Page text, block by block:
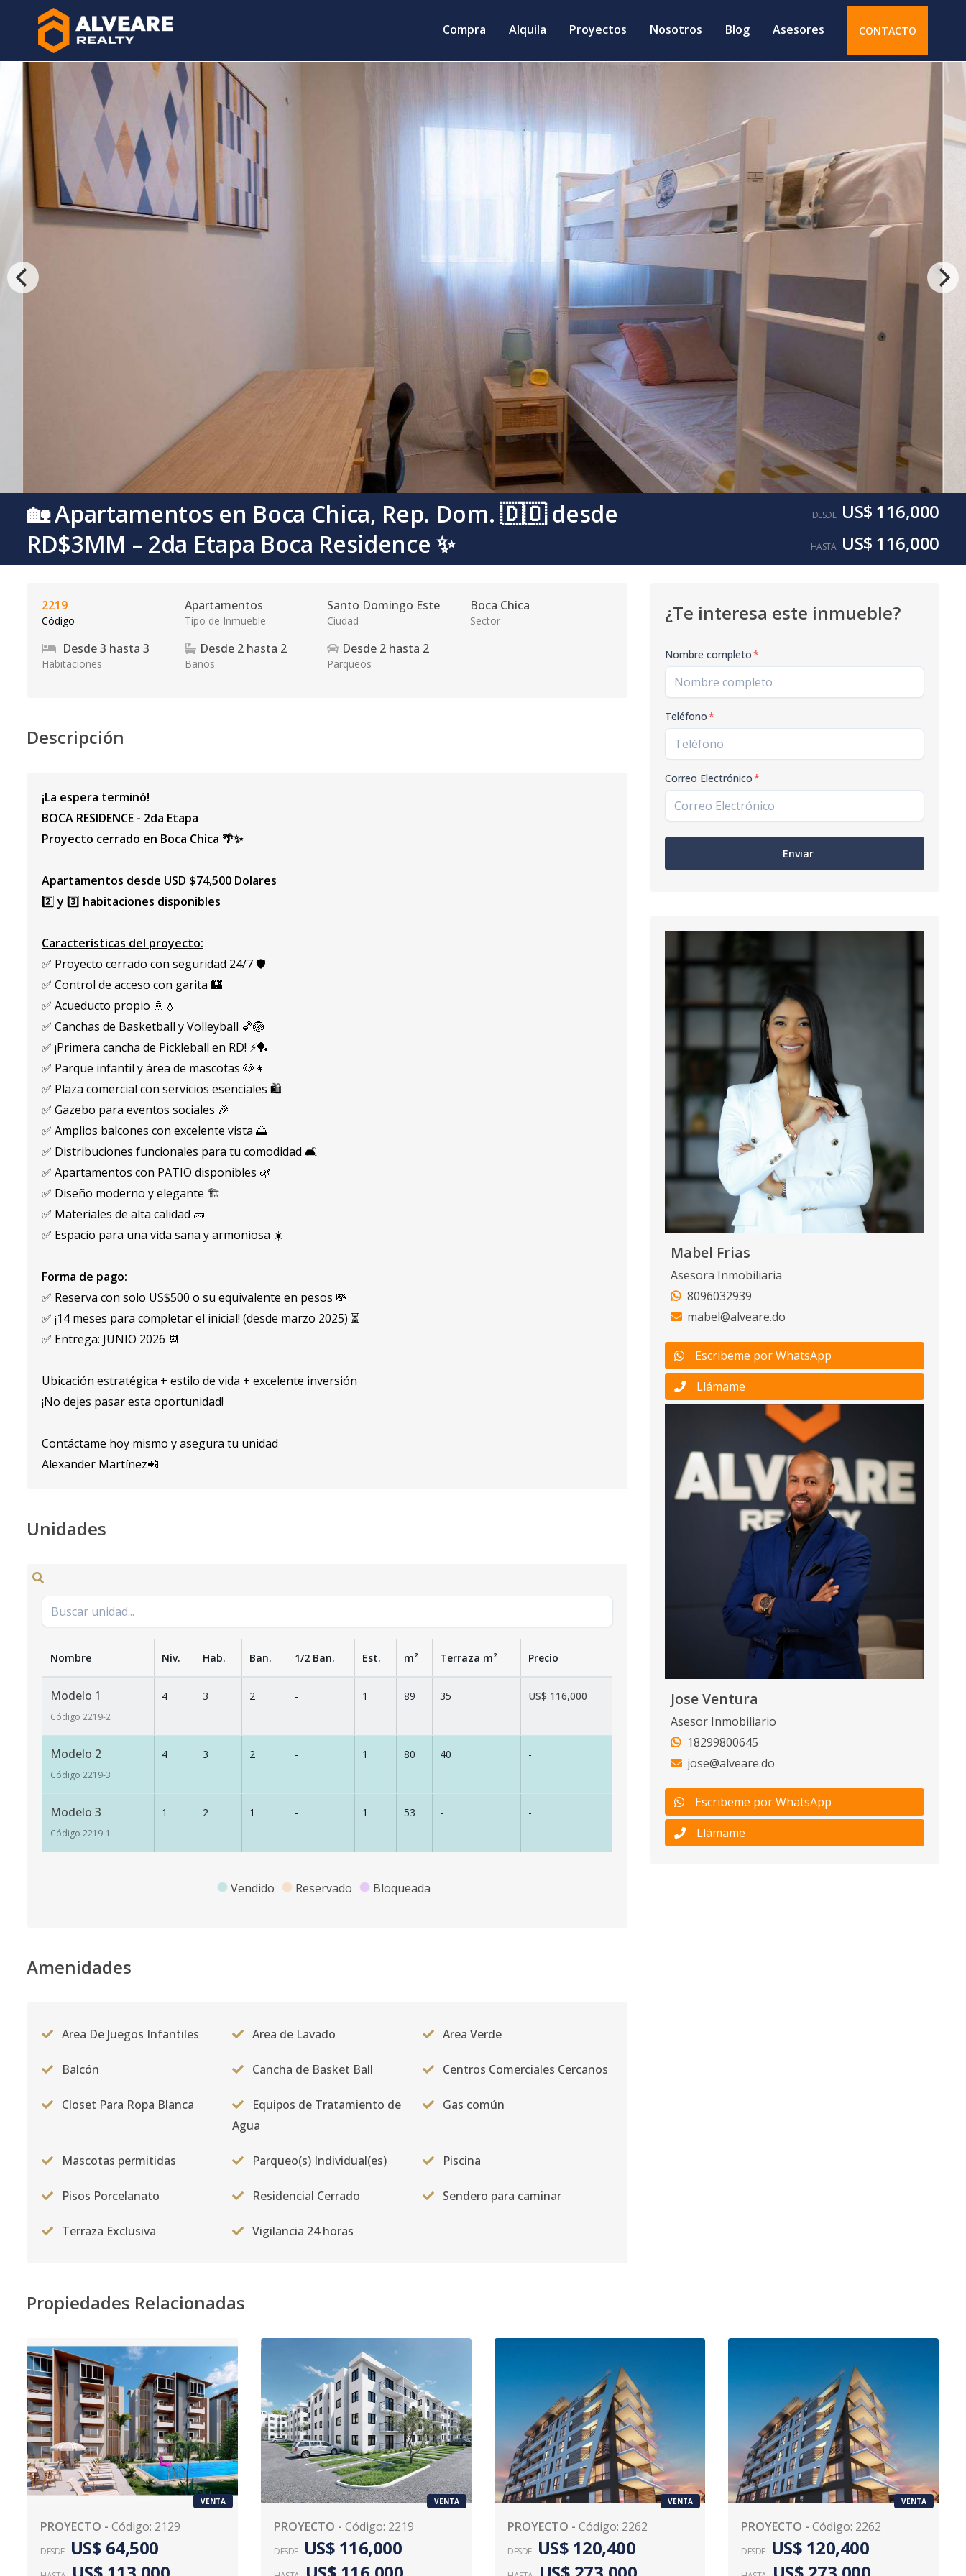
Compra Alquila Proyectos Nosotros Blog Asesores CONTACTO
🏡 Apartamentos en Boca Chica, Rep. Dom. 🇩🇴 desde
RD$3MM – 2da Etapa Boca Residence ✨
DESDE US$ 116,000
HASTA US$ 116,000
2219
Código
Apartamentos
Tipo de Inmueble
Santo Domingo Este
Ciudad
Boca Chica
Sector
Desde3 hasta 3
Habitaciones
Desde 2hasta 2
Baños
Desde 2 hasta 2
Parqueos
Descripción
¡La espera terminó!
BOCA RESIDENCE - 2da Etapa
Proyecto cerrado en Boca Chica 🌴✨
Apartamentos desde USD $74,500 Dolares
2️⃣y 3️⃣ habitaciones disponibles
Características del proyecto:
✅ Proyecto cerrado con seguridad 24/7 🛡️
✅ Control de acceso con garita 🏰
✅ Acueducto propio 🚿💧
✅ Canchas de Basketball y Volleyball 🏀🏐
✅ ¡Primera cancha de Pickleball en RD! ⚡🏓
✅ Parque infantil y área de mascotas 🐶👧
✅ Plaza comercial con servicios esenciales 🛍️
✅ Gazebo para eventos sociales 🎉
✅ Amplios balcones con excelente vista 🌅
✅ Distribuciones funcionales para tu comodidad 🛋️
✅ Apartamentos con PATIO disponibles 🌿
✅ Diseño moderno y elegante 🏗️
✅ Materiales de alta calidad 🧱
✅ Espacio para una vida sana y armoniosa ☀️
Forma de pago:
✅ Reserva con solo US$500 o su equivalente en pesos 💸
✅ ¡14 meses para completar el inicial! (desde marzo 2025) ⏳
✅ Entrega: JUNIO 2026 📆
Ubicación estratégica + estilo de vida + excelente inversión
¡No dejes pasar esta oportunidad!
Contáctame hoy mismo y asegura tu unidad
Alexander Martínez📲
Unidades
Nombre Niv. Hab. Ban. 1/2 Ban. Est. m² Terraza m² Precio
Modelo 1
Código 2219-2
4 3 2 - 1 89 35 US$ 116,000
Modelo 2
Código 2219-3
4 3 2 - 1 80 40 -
Modelo 3
Código 2219-1
1 2 1 - 1 53 - -
Vendido Reservado Bloqueada
Amenidades
Area De Juegos Infantiles Area de Lavado Area Verde
Balcón Cancha de Basket Ball Centros Comerciales Cercanos
Closet Para Ropa Blanca
Equipos de Tratamiento de
Agua
Gas común
Mascotas permitidas Parqueo(s) Individual(es) Piscina
Pisos Porcelanato Residencial Cerrado Sendero para caminar
Terraza Exclusiva Vigilancia 24 horas
¿Te interesa este inmueble?
Nombre completo*
Teléfono*
Correo Electrónico*
Enviar
Mabel Frias
Asesora Inmobiliaria
8096032939
mabel@alveare.do
Escribeme por WhatsApp
Llámame
Jose Ventura
Asesor Inmobiliario
18299800645
jose@alveare.do
Escribeme por WhatsApp
Llámame
Propiedades Relacionadas
VENTA
PROYECTO - Código: 2129
DESDE US$ 64,500
VENTA
PROYECTO - Código: 2219
DESDE US$ 116,000
VENTA
PROYECTO - Código: 2262
DESDE US$ 120,400
VENTA
PROYECTO - Código: 2262
DESDE US$ 120,400